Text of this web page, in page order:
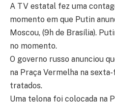
A TV estatal fez uma
momento em que Putin
Moscou, (9h de Brasília).
no momento.
O governo russo anunciou
na Praça Vermelha na
tratados.
Uma telona foi colocada na